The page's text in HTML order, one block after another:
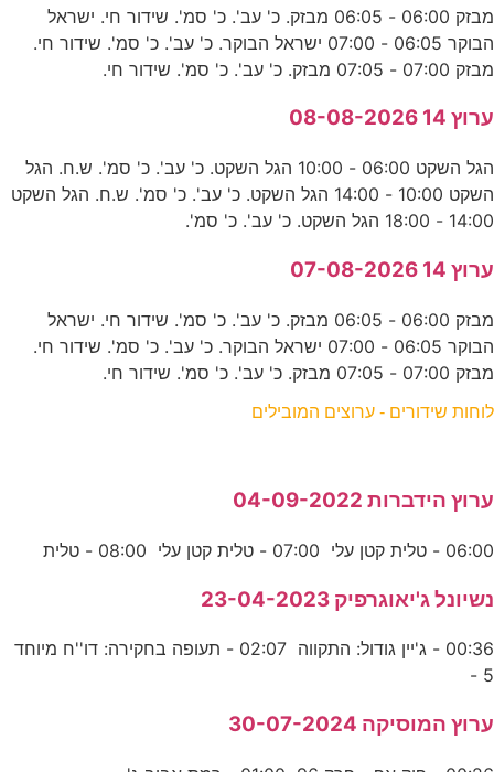
מבזק 06:00 - 06:05 מבזק. כ' עב'. כ' סמ'. שידור חי. ישראל
הבוקר 06:05 - 07:00 ישראל הבוקר. כ' עב'. כ' סמ'. שידור חי.
מבזק 07:00 - 07:05 מבזק. כ' עב'. כ' סמ'. שידור חי.
ערוץ 14 08-08-2026
הגל השקט 06:00 - 10:00 הגל השקט. כ' עב'. כ' סמ'. ש.ח. הגל
השקט 10:00 - 14:00 הגל השקט. כ' עב'. כ' סמ'. ש.ח. הגל השקט
14:00 - 18:00 הגל השקט. כ' עב'. כ' סמ'.
ערוץ 14 07-08-2026
מבזק 06:00 - 06:05 מבזק. כ' עב'. כ' סמ'. שידור חי. ישראל
הבוקר 06:05 - 07:00 ישראל הבוקר. כ' עב'. כ' סמ'. שידור חי.
מבזק 07:00 - 07:05 מבזק. כ' עב'. כ' סמ'. שידור חי.
לוחות שידורים - ערוצים המובילים
ערוץ הידברות 04-09-2022
06:00 - טלית קטן עלי 07:00 - טלית קטן עלי 08:00 - טלית
נשיונל ג'יאוגרפיק 23-04-2023
00:36 - ג'יין גודול: התקווה 02:07 - תעופה בחקירה: דו''ח מיוחד
5 -
ערוץ המוסיקה 30-07-2024